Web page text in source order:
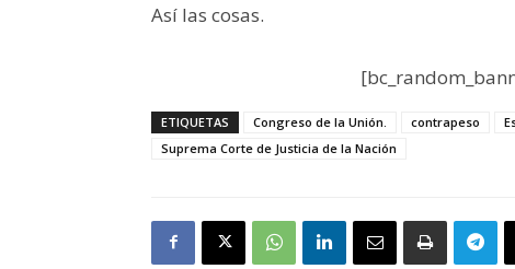
Así las cosas.
ETIQUETAS Congreso de la Unión. contrapeso
Suprema Corte de Justicia de la Nación